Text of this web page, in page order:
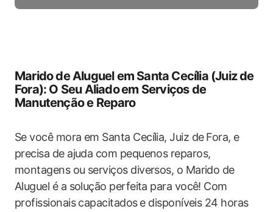
Marido de Aluguel em Santa Cecília (Juiz de
Fora): O Seu​ Aliado ⁤em Serviços de‌
Manutenção‍ e Reparo
Se você mora em Santa Cecília, Juiz de⁣ Fora, e
‌precisa de ajuda com pequenos reparos,
montagens ou serviços‌ diversos,‍ o Marido de
Aluguel é a ‍solução perfeita para você!​ Com
profissionais capacitados ⁣e disponíveis ​24 horas